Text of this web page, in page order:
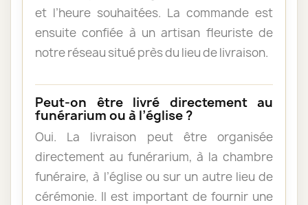
et l’heure souhaitées. La commande est
ensuite confiée à un artisan fleuriste de
notre réseau situé près du lieu de livraison.
Peut-on être livré directement au
funérarium ou à l’église ?
Oui. La livraison peut être organisée
directement au funérarium, à la chambre
funéraire, à l’église ou sur un autre lieu de
cérémonie. Il est important de fournir une